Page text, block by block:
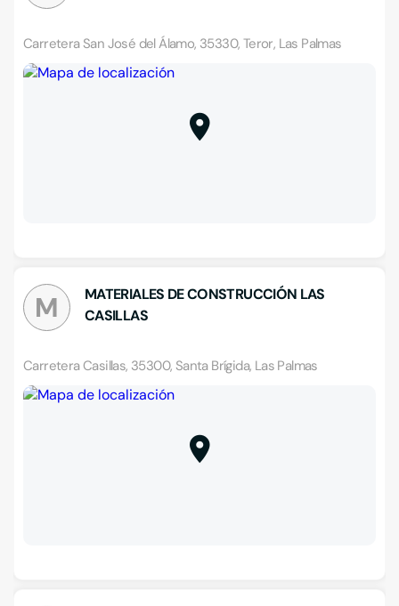
Carretera San José del Álamo, 35330, Teror, Las Palmas
M
MATERIALES DE CONSTRUCCIÓN LAS
CASILLAS
Carretera Casillas, 35300, Santa Brígida, Las Palmas